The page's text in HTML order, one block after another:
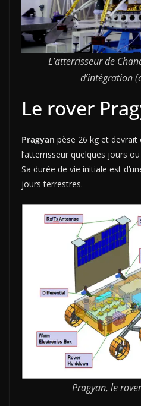
L’atterrisseur de
d’intégration
Le rover
Pragyan pèse 26 kg et devrait
l’atterrisseur quelques jours
Sa durée de vie initiale est
jours terrestres.
Pragyan, le